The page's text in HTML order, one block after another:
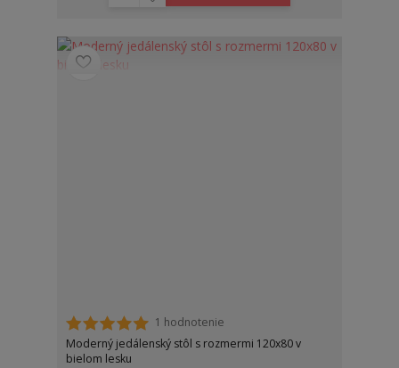
1 hodnotenie
Moderný jedálenský stôl s rozmermi 120x80 v
bielom lesku